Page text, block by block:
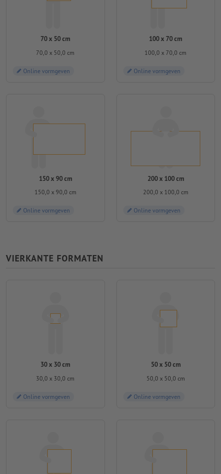
70 x 50 cm
70,0 x 50,0 cm
Online vormgeven
100 x 70 cm
100,0 x 70,0 cm
Online vormgeven
150 x 90 cm
150,0 x 90,0 cm
Online vormgeven
200 x 100 cm
200,0 x 100,0 cm
Online vormgeven
VIERKANTE FORMATEN
30 x 30 cm
30,0 x 30,0 cm
Online vormgeven
50 x 50 cm
50,0 x 50,0 cm
Online vormgeven